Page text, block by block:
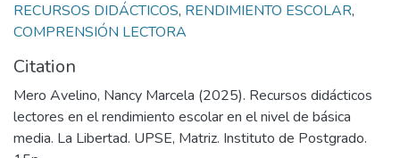
RECURSOS DIDÁCTICOS, RENDIMIENTO ESCOLAR,
COMPRENSIÓN LECTORA
Citation
Mero Avelino, Nancy Marcela (2025). Recursos didácticos
lectores en el rendimiento escolar en el nivel de básica
media. La Libertad. UPSE, Matriz. Instituto de Postgrado.